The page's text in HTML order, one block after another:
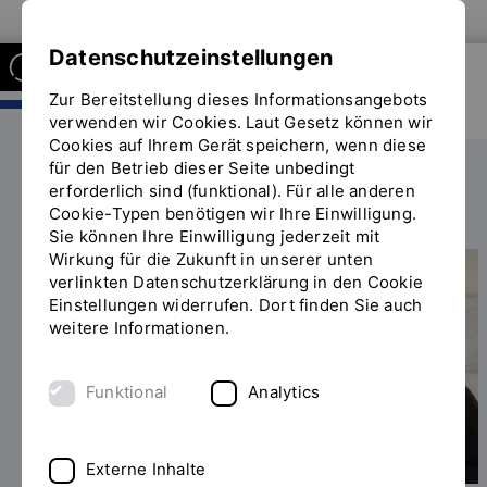
FAKULTÄT INFORMATIK UND
MATHEMATIK
Sie
befinden
sich
auf
der
Seite
"Studium"
Studium
INHALT
Datenschutzeinstellungen
Zur Bereitstellung dieses Informationsangebots
verwenden wir Cookies. Laut Gesetz können wir
Cookies auf Ihrem Gerät speichern, wenn diese
für den Betrieb dieser Seite unbedingt
erforderlich sind (funktional). Für alle anderen
Cookie-Typen benötigen wir Ihre Einwilligung.
Sie können Ihre Einwilligung jederzeit mit
Wirkung für die Zukunft in unserer unten
verlinkten Datenschutzerklärung in den Cookie
Einstellungen widerrufen. Dort finden Sie auch
weitere Informationen.
Funktional Analytics
Externe Inhalte